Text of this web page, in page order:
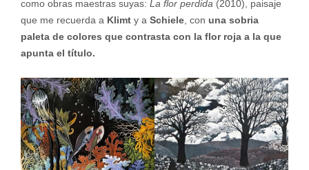
como obras maestras suyas: La flor perdida (2010), paisaje
que me recuerda a Klimt y a Schiele, con una sobria
paleta de colores que contrasta con la flor roja a la que
apunta el título.